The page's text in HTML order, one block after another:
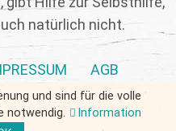
natürlich nicht.
AGB
und sind für die volle
notwendig.
Information